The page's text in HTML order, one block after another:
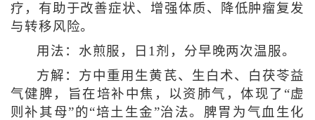
疗，有助于改善症状、增强体质、降低肿瘤复发
与转移风险。
用法：水煎服，日1剂，分早晚两次温服。
方解：方中重用生黄芪、生白术、白茯苓益
气健脾，旨在培补中焦，以资肺气，体现了“虚
则补其母”的“培土生金”治法。脾胃为气血生化